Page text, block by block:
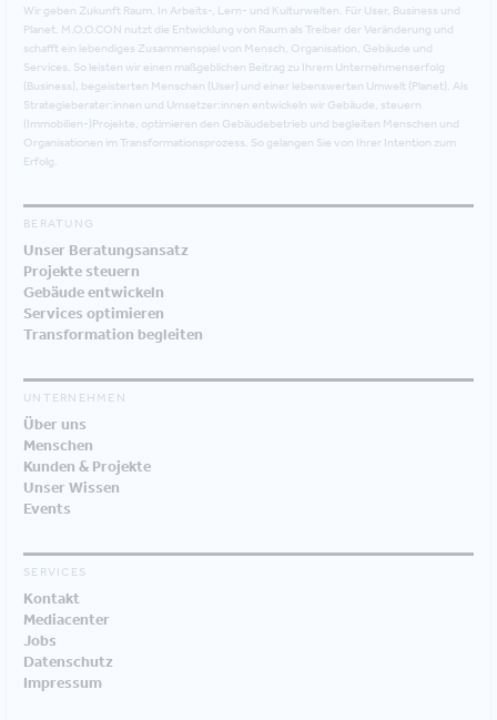
Wir geben Zukunft Raum. In Arbeits-, Lern- und Kulturwelten. Für User, Business und
Planet. M.O.O.CON nutzt die Entwicklung von Raum als Treiber der Veränderung und
schafft ein lebendiges Zusammenspiel von Mensch, Organisation, Gebäude und
Services. So leisten wir einen maßgeblichen Beitrag zu Ihrem Unternehmenserfolg
(Business), begeisterten Menschen (User) und einer lebenswerten Umwelt (Planet). Als
Strategieberater:innen und Umsetzer:innen entwickeln wir Gebäude, steuern
(Immobilien-)Projekte, optimieren den Gebäudebetrieb und begleiten Menschen und
Organisationen im Transformationsprozess. So gelangen Sie von Ihrer Intention zum
Erfolg.
BERATUNG
Unser Beratungsansatz
Projekte steuern
Gebäude entwickeln
Services optimieren
Transformation begleiten
UNTERNEHMEN
Über uns
Menschen
Kunden & Projekte
Unser Wissen
Events
SERVICES
Kontakt
Mediacenter
Jobs
Datenschutz
Impressum